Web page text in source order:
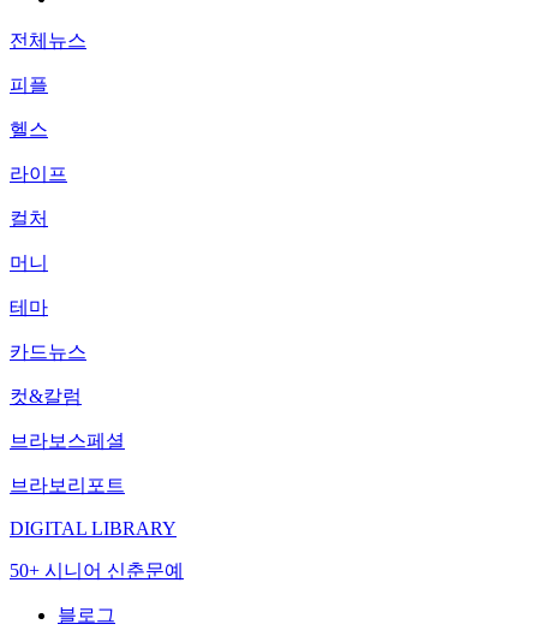
전체뉴스
피플
헬스
라이프
컬처
머니
테마
카드뉴스
컷&칼럼
브라보스페셜
브라보리포트
DIGITAL LIBRARY
50+ 시니어 신춘문예
블로그